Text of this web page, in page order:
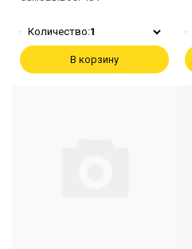
Количество:1
В корзину